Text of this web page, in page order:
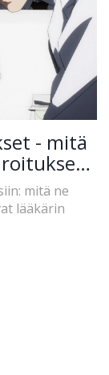
- mitä
mitä ne
lääkärin